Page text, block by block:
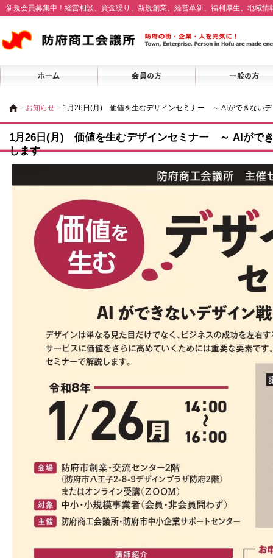
新規会員募集中！経営相談、資金繰り、新規創業、経営革新、福利厚生、地域
> お知らせ > 1月26日(月) 価値を生むデザインセミナー ～ AIができない
1月26日(月) 価値を生むデザインセミナー ～ AIがで
します